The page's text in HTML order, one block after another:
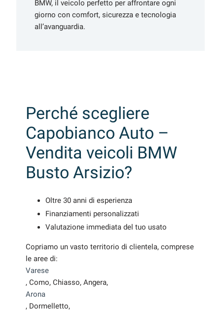
BMW, il veicolo perfetto per affrontare ogni
giorno con comfort, sicurezza e tecnologia
all’avanguardia.
Perché scegliere
Capobianco Auto –
Vendita veicoli BMW
Busto Arsizio?
Oltre 30 anni di esperienza
Finanziamenti personalizzati
Valutazione immediata del tuo usato
Copriamo un vasto territorio di clientela, comprese
le aree di:
Varese
, Como, Chiasso, Angera,
Arona
, Dormelletto,